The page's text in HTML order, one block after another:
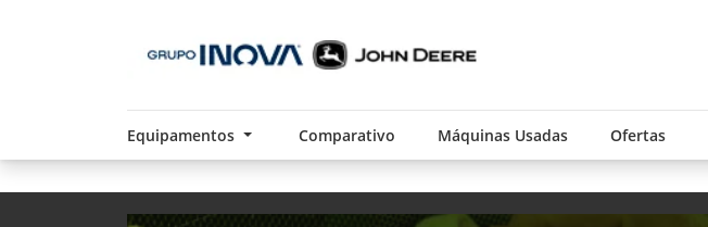
Equipamentos Comparativo Máquinas Usadas Ofertas